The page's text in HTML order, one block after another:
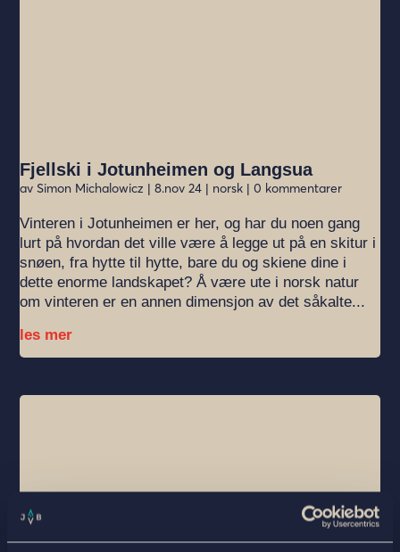
Fjellski i Jotunheimen og Langsua
avSimon Michalowicz |8.nov 24 | norsk | 0 kommentarer
Vinteren i Jotunheimen er her, og har du noen gang
lurt på hvordan det ville være å legge ut på en skitur i
snøen, fra hytte til hytte, bare du og skiene dine i
dette enorme landskapet? Å være ute i norsk natur
om vinteren er en annen dimensjon av det såkalte...
les mer